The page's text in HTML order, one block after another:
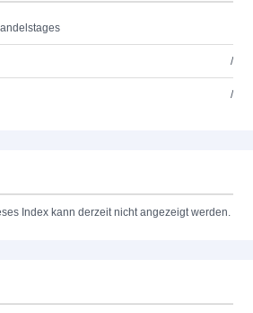
/
/
Index kann derzeit nicht angezeigt werden.